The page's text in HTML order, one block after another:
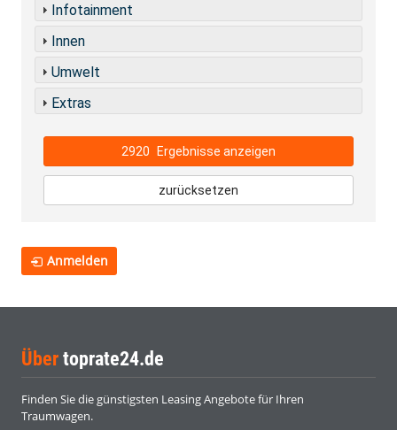
Infotainment
Innen
Umwelt
Extras
2920 Ergebnisse anzeigen
zurücksetzen
Anmelden
Über toprate24.de
Finden Sie die günstigsten Leasing Angebote für Ihren
Traumwagen.